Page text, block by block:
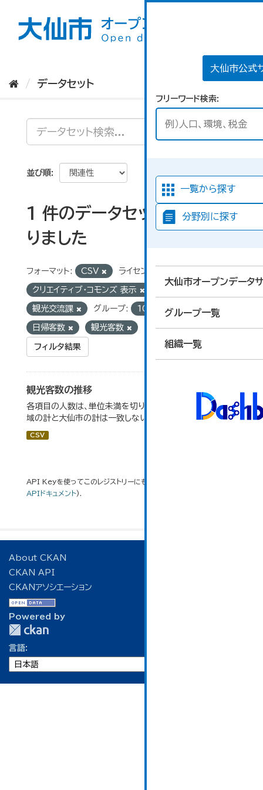
大仙市公式
フリーワード検索
一覧から探す
分野別に探す
大仙市オープンデータ
グループ一覧
組織一覧
データセット
並び順
1 件のデータセットが見つか
りました
フォーマット: CSV ライセンス:
クリエイティブ・コモンズ 表示
観光交流課 グループ: 10_運輸・観光 タグ:
日帰客数 観光客数
フィルタ結果
観光客数の推移
各項目の人数は、単位未満を切り捨てしているため、各地
域の計と大仙市の計は一致しない場合がある。
CSV
API Keyを使ってこのレジストリーにもアクセス可能です
APIドキュメント).
About CKAN
CKAN API
CKANアソシエーション
Powered by
言語